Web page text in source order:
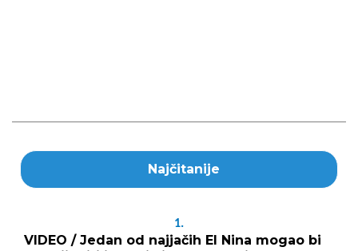
Najčitanije
1.
VIDEO / Jedan od najjačih El Nina mogao bi